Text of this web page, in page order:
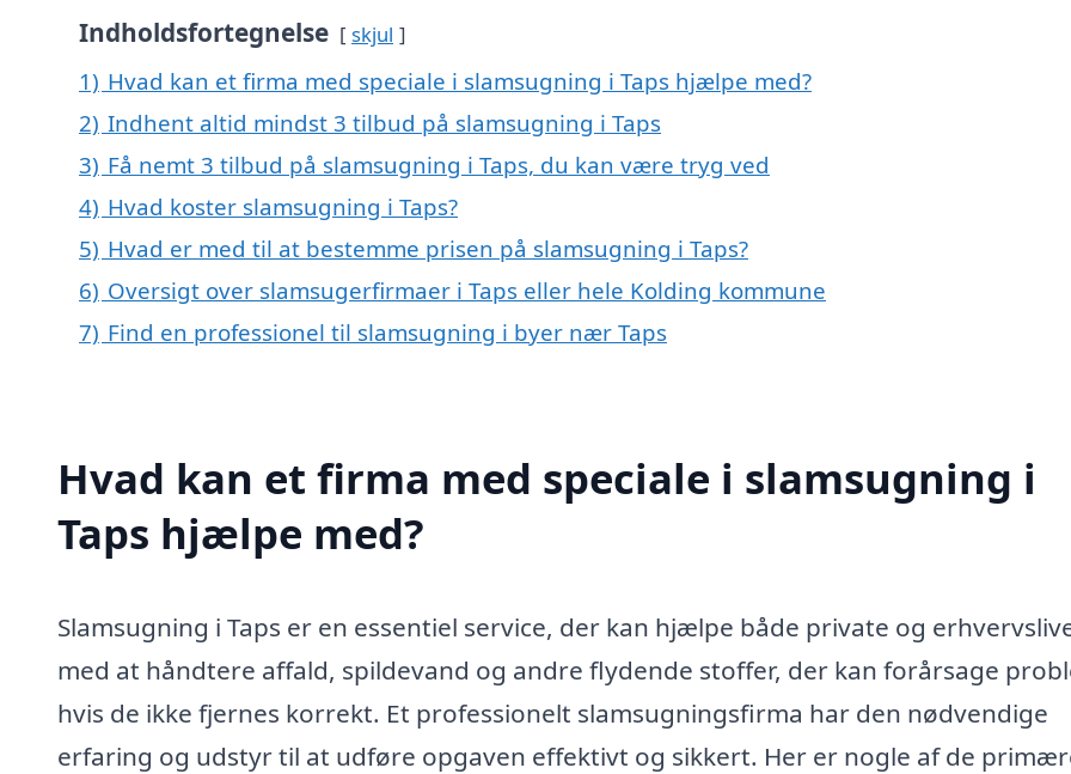
Indholdsfortegnelse skjul
1) Hvad kan et firma med speciale i slamsugning i Taps hjælpe med?
2) Indhent altid mindst 3 tilbud på slamsugning i Taps
3) Få nemt 3 tilbud på slamsugning i Taps, du kan være tryg ved
4) Hvad koster slamsugning i Taps?
5) Hvad er med til at bestemme prisen på slamsugning i Taps?
6) Oversigt over slamsugerfirmaer i Taps eller hele Kolding kommune
7) Find en professionel til slamsugning i byer nær Taps
Hvad kan et firma med speciale i slamsugning i
Taps hjælpe med?
Slamsugning i Taps er en essentiel service, der kan hjælpe både private og
med at håndtere affald, spildevand og andre flydende stoffer, der kan forårsage
hvis de ikke fjernes korrekt. Et professionelt slamsugningsfirma har den nødvendige
erfaring og udstyr til at udføre opgaven effektivt og sikkert. Her er nogle af de